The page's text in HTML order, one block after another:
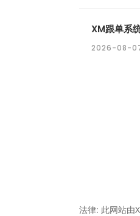
XM跟单系
2026-08-
法律: 此网站由